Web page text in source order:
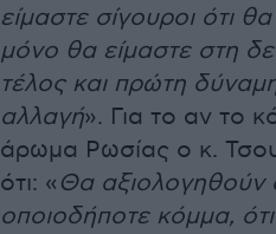
είμαστε σίγουροι ότι θα
μόνο θα είμαστε στη
τέλος και πρώτη
αλλαγή». Για το αν το
άρωμα Ρωσίας ο κ.
ότι: « Θα αξιολογηθούν
οποιοδήποτε κόμμα,